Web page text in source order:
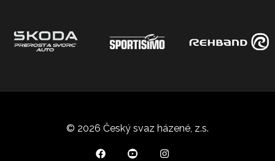
© 2026 Český svaz házené, z.s.